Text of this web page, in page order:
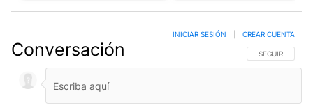
Conversación SIGA ESTA
SEGUIR
INICIAR SESIÓN CREAR CUENTA